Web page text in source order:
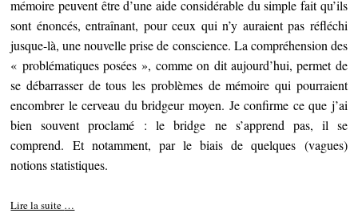
mémoire peuvent être d’une aide considérable du simple fait qu’ils
sont énoncés, entraînant, pour ceux qui n’y auraient pas réfléchi
jusque-là, une nouvelle prise de conscience. La compréhension des
« problématiques posées », comme on dit aujourd’hui, permet de
se débarrasser de tous les problèmes de mémoire qui pourraient
encombrer le cerveau du bridgeur moyen. Je confirme ce que j’ai
bien souvent proclamé : le bridge ne s’apprend pas, il se
comprend. Et notamment, par le biais de quelques (vagues)
notions statistiques.
Lire la suite …